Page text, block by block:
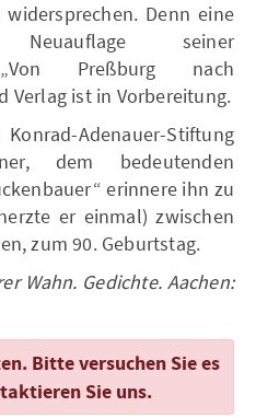
Denn eine
seiner
„Von Preßburg nach
Verlag ist in Vorbereitung.
Adenauer-Stiftung
dem bedeutenden
erinnere ihn zu
er einmal) zwischen
zum 90. Geburtstag.
Wahn. Gedichte. Aachen:
Bitte versuchen Sie es
Sie uns.